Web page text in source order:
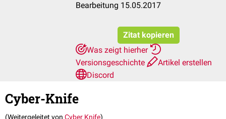
Bearbeitung 15.05.2017
Zitat kopieren
Was zeigt hierher
Versionsgeschichte
Artikel erstellen
Discord
Cyber-Knife
(Weitergeleitet von Cyber Knife)